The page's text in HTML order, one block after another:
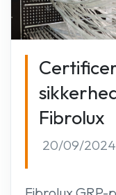
Fibrolux
20/09/2024